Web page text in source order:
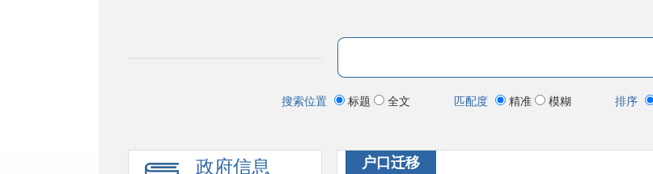
搜索位置 标题 全文 匹配度 精准 模糊 排序
政府信息
户口迁移